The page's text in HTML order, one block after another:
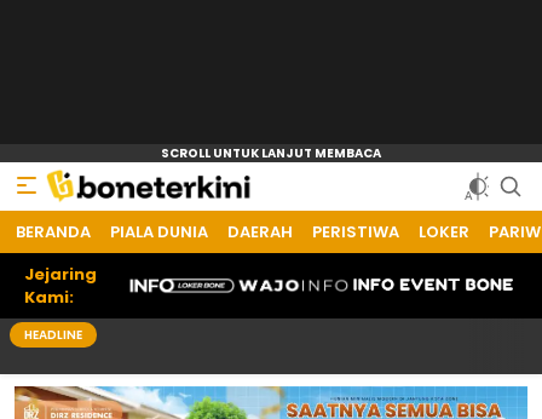
Bone Terkini
Referensi Informasi Terkini
BERANDA PIALA DUNIA DAERAH PERISTIWA LOKER
Jejaring
Kami:
HEADLINE